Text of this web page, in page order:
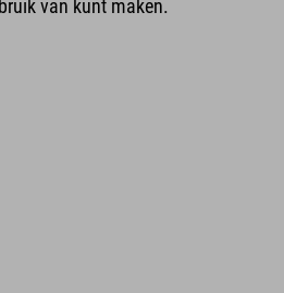
van kunt maken.